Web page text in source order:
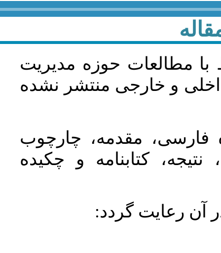
با مطالعات حوزه مديريت
و خارجی منتشر نشده
فارسی، مقدمه، چارچوب
کتابنامه و چکیده
آن رعايت گردد: